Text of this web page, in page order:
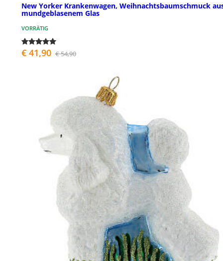
New Yorker Krankenwagen, Weihnachtsbaumschmuck
mundgeblasenem Glas
VORRÄTIG
€ 41,90 € 54,90